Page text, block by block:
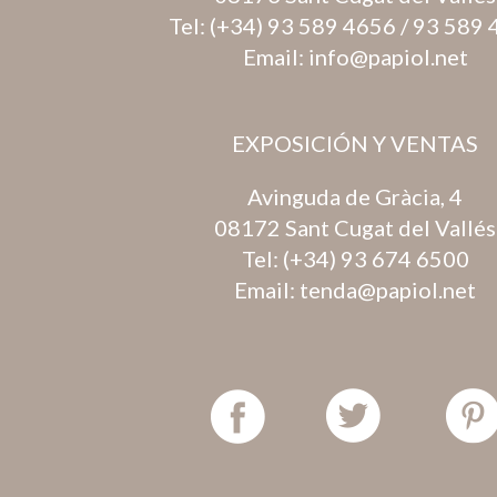
Tel: (+34) 93 589 4656 /93 589
Email: info@papiol.net
EXPOSICIÓN Y VENTAS
Avinguda de Gràcia, 4
08172 Sant Cugat del Vallés
Tel: (+34) 93 674 6500
Email: tenda@papiol.net